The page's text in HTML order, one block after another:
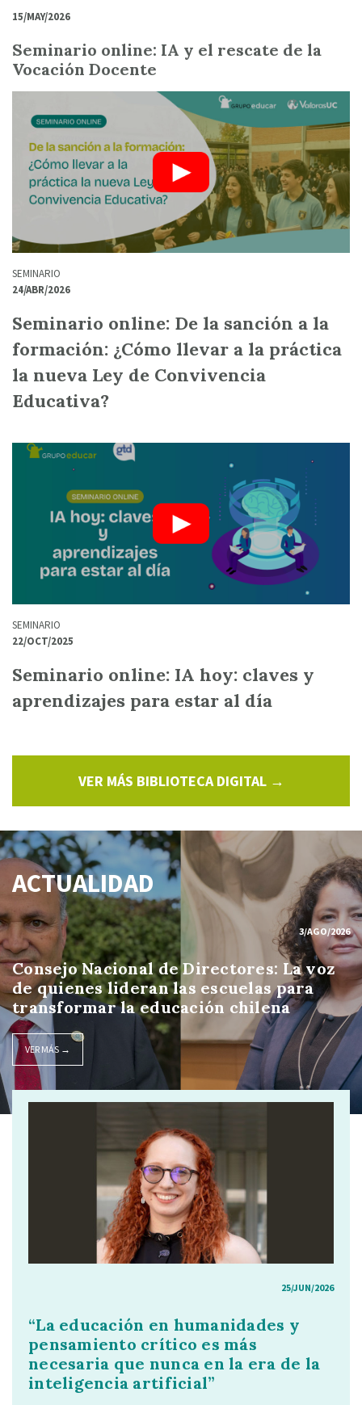
15/MAY/2026
Seminario online: IA y el rescate de la
Vocación Docente
SEMINARIO
24/ABR/2026
Seminario online: De la sanción a la
formación: ¿Cómo llevar a la práctica
la nueva Ley de Convivencia
Educativa?
SEMINARIO
22/OCT/2025
Seminario online: IA hoy: claves y
aprendizajes para estar al día
VER MÁS BIBLIOTECA DIGITAL →
ACTUALIDAD
3/AGO/2026
Consejo Nacional de Directores: La voz
de quienes lideran las escuelas para
transformar la educación chilena
VER MÁS →
25/JUN/2026
“La educación en humanidades y
pensamiento crítico es más
necesaria que nunca en la era de la
inteligencia artificial”